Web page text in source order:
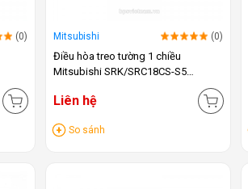
(0) Mitsubishi (0)
Điều hòa treo tường 1 chiều
Mitsubishi SRK/SRC18CS-S5
Liên hệ
So sánh